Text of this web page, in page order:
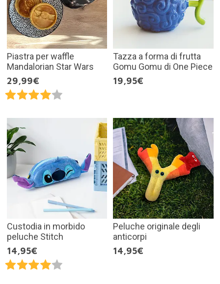
Piastra per waffle
Mandalorian Star Wars
29,99€
Tazza a forma di frutta
Gomu Gomu di One Piece
19,95€
Custodia in morbido
peluche Stitch
14,95€
Peluche originale degli
anticorpi
14,95€